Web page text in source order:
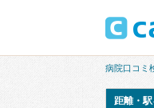
病院口コミ
距離・